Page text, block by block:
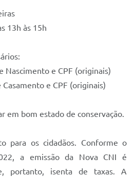
13h às 15h
Nascimento e CPF (originais)
Casamento e CPF (originais)
em bom estado de conservação.
para os cidadãos. Conforme o
a emissão da Nova CNI é
portanto, isenta de taxas. A